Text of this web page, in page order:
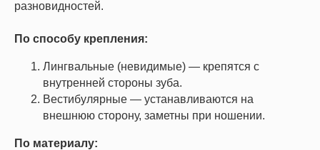
разновидностей.
По способу крепления:
Лингвальные (невидимые) — крепятся с
внутренней стороны зуба.
Вестибулярные — устанавливаются на
внешнюю сторону, заметны при ношении.
По материалу: